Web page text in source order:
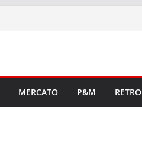
MERCATO P&M RETRO